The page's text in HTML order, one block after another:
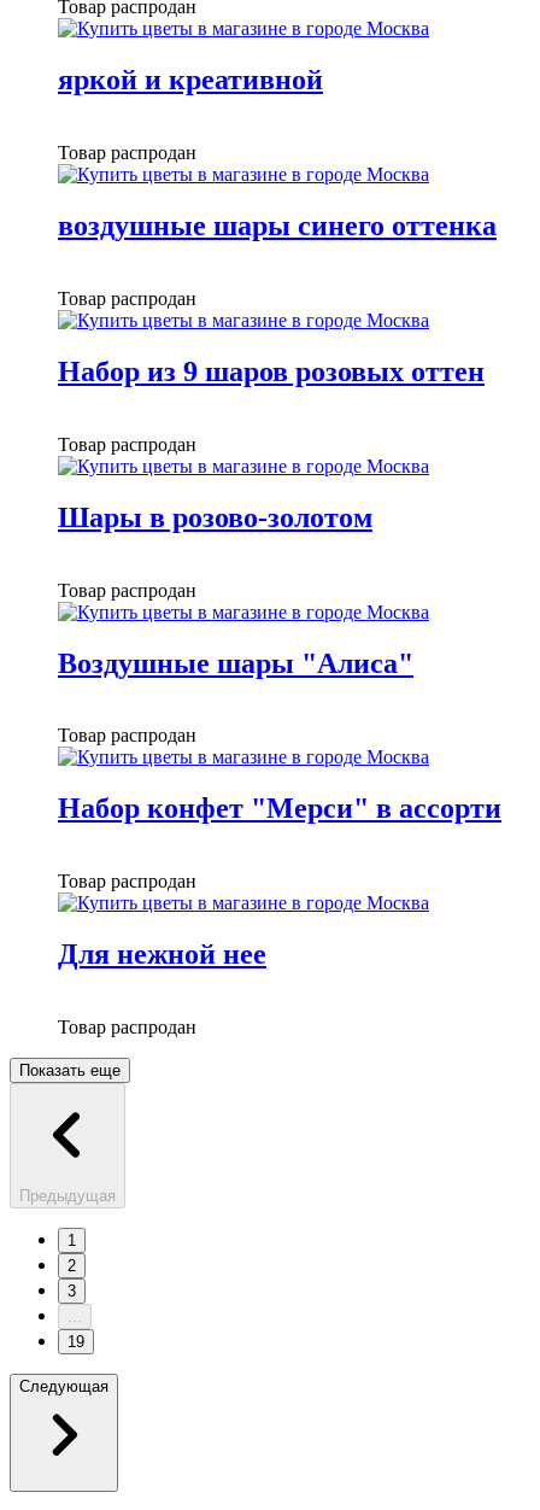
Товар распродан
яркой и креативной
Товар распродан
воздушные шары синего оттенка
Товар распродан
Набор из 9 шаров розовых оттен
Товар распродан
Шары в розово-золотом
Товар распродан
Воздушные шары "Алиса"
Товар распродан
Набор конфет "Мерси" в ассорти
Товар распродан
Для нежной нее
Товар распродан
Показать еще
Предыдущая
1
2
3
...
19
Следующая